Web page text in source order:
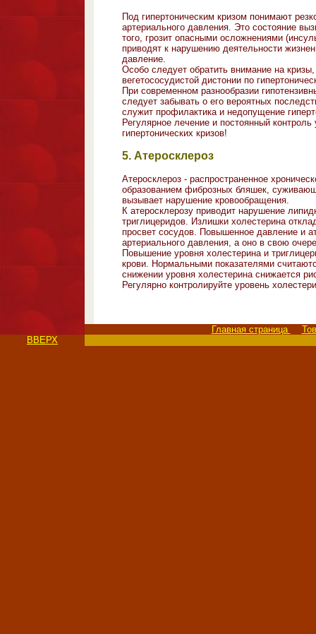
Под гипертоническим кризом понимают
артериального давления. Это состояние
того, грозит опасными осложнениями
приводят к нарушению деятельности
давление.
Особо следует обратить внимание на
вегетососудистой дистонии по
При современном разнообразии
следует забывать о его вероятных
служит профилактика и недопущение
Регулярное лечение и постоянный
гипертонических кризов!
5. Атеросклероз
Атеросклероз - распространенное
образованием фиброзных бляшек,
вызывает нарушение кровообращения.
К атеросклерозу приводит нарушение
триглицеридов. Излишки холестерина
просвет сосудов. Повышенное давление и
артериального давления, а оно в свою
Повышение уровня холестерина и
крови. Нормальными показателями
снижении уровня холестерина снижается
Регулярно контролируйте уровень
Главная страница
ВВЕРХ